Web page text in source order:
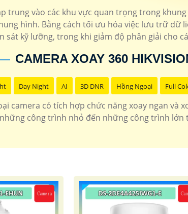
1.200.000 VNĐHồng ngoại
1.700.000 VNĐThiết kế chắc chắn tích
1.600.000 VNĐĐộ phân gải
thường tích hợp wifi và micro ngoài ra
trung vào các khu vực quan trọng trong
hình. Bằng cách tối ưu hóa việc lưu trữ dữ
sát kỹ lưỡng, trong khi giảm độ phân giải cho
CAMERA XOAY 360
Day Night AI 3D DNR Hồng Ngoại Full
camera có tích hợp chức năng xoay ngan
công trình nhỏ đến những công trình